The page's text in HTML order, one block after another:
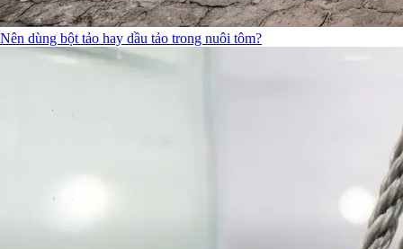
Nên dùng bột tảo hay dầu tảo trong nuôi tôm?